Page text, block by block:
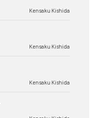
Kensaku Kishida
Kensaku Kishida
Kensaku Kishida